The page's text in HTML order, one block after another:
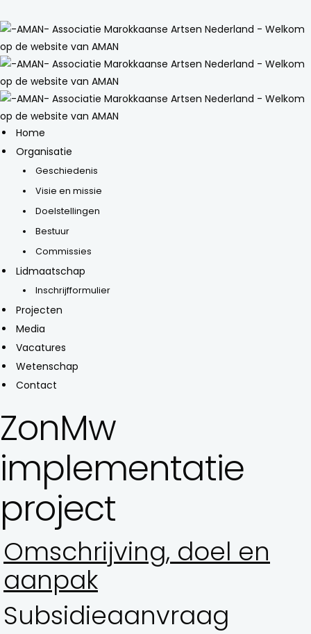
Home
Organisatie
Geschiedenis
Visie en missie
Doelstellingen
Bestuur
Commissies
Lidmaatschap
Inschrijfformulier
Projecten
Media
Vacatures
Wetenschap
Contact
ZonMw
implementatie
project
Omschrijving, doel en
aanpak
Subsidieaanvraag